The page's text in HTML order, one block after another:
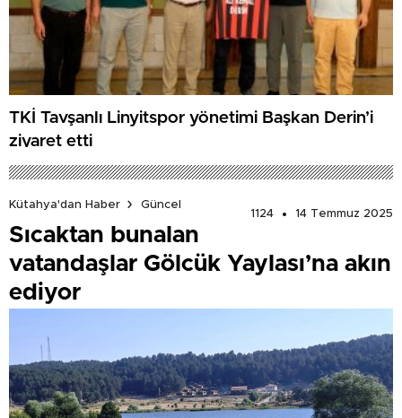
TKİ Tavşanlı Linyitspor yönetimi Başkan Derin’i
ziyaret etti
Kütahya'dan Haber
Güncel
1124
14 Temmuz 2025
Sıcaktan bunalan
vatandaşlar Gölcük Yaylası’na akın
ediyor